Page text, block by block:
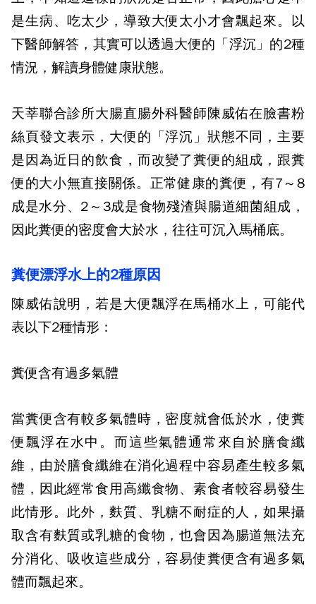
是生病、吃太少，導致大便太小才會飄起來。以
下醫師解答，其實可以透過大便的「浮沉」的2種
情況，解讀身體健康狀態。
天莘聯合診所大腸直腸外科醫師陳威佑在臉書粉
絲頁發文表示，大便的「浮沉」狀態不同，主要
是因為近日的飲食，而改變了糞便的組成，跟糞
便的大小無直接關係。正常健康的糞便，有7～8
成是水分、2～3成是食物殘渣與腸道細菌組成，
因此糞便的密度會大於水，往往可沉入馬桶底。
糞便漂浮水上的2種原因
陳威佑說明，若是大便飄浮在馬桶水上，可能代
表以下2種情形：
糞便含有過多氣體
當糞便含有較多氣體時，密度就會低於水，使糞
便飄浮在水中。而這些氣體通常來自於膳食纖
維，由於膳食纖維在消化過程中容易產生較多氣
體，因此經常食用高纖食物、素食者較容易發生
此情形。此外，麩質、乳糖不耐症的人，如果攝
取含有麩質或乳糖的食物，也會因為腸道無法充
分消化、吸收這些成分，容易使糞便含有過多氣
體而飄起來。